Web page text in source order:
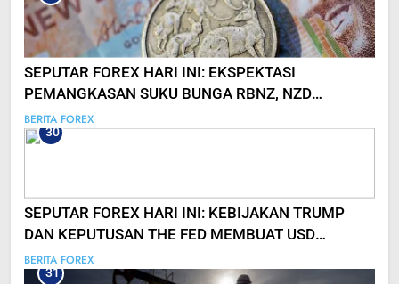
SEPUTAR FOREX HARI INI: EKSPEKTASI
PEMANGKASAN SUKU BUNGA RBNZ, NZD
ANJLOK!
BERITA FOREX
30
SEPUTAR FOREX HARI INI: KEBIJAKAN TRUMP
DAN KEPUTUSAN THE FED MEMBUAT USD
MENGUAT!
BERITA FOREX
31